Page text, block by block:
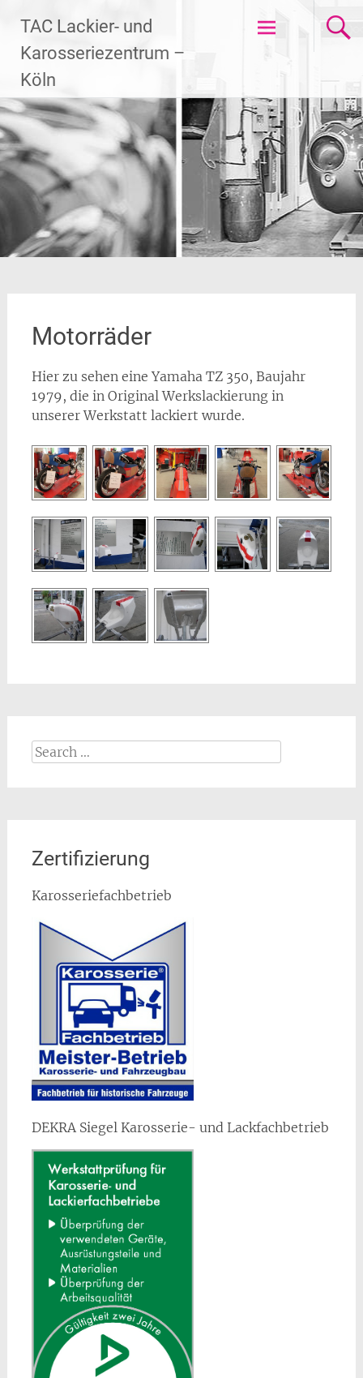
content
TAC Lackier- und
Karosseriezentrum –
Köln
Motorräder
Hier zu sehen eine Yamaha TZ 350, Baujahr
1979, die in Original Werkslackierung in
unserer Werkstatt lackiert wurde.
Search
Zertifizierung
Karosseriefachbetrieb
DEKRA Siegel Karosserie- und Lackfachbetrieb